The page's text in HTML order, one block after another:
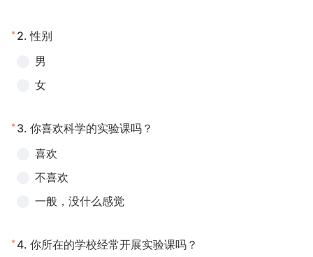
* 2. 性别
男
女
* 3. 你喜欢科学的实验课吗？
喜欢
不喜欢
一般，没什么感觉
* 4. 你所在的学校经常开展实验课吗？